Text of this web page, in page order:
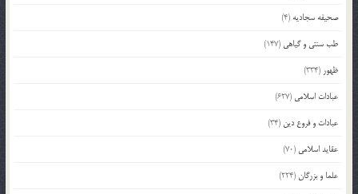
صحیفه سجادیه (4)
طب سنتی و گیاهی (147)
ظهور (334)
عبادات اسلامی (627)
عبادات و فروع دین (34)
عقاید اسلامی (70)
علما و بزرگان(224)